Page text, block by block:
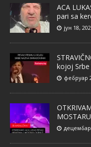
ACA
pari sa
јун 18,
kojoj Srbe
фебруар